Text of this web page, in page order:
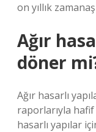
on yıllık
Ağır
döner
Ağır hasarlı
raporlarıyla
hasarlı yapılar